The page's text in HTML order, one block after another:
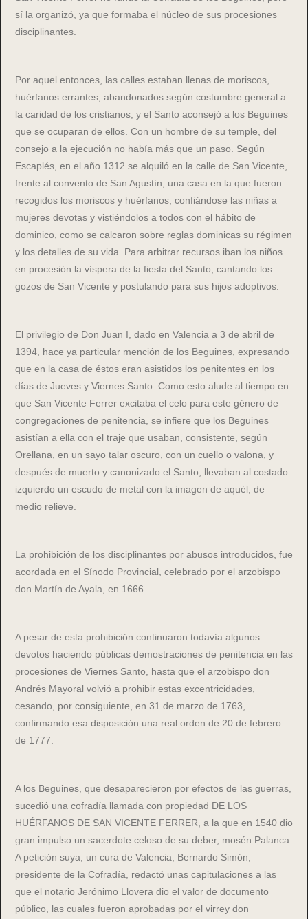
sí la organizó, ya que formaba el núcleo de sus procesiones
disciplinantes.
Por aquel entonces, las calles estaban llenas de moriscos,
huérfanos errantes, abandonados según costumbre general a
la caridad de los cristianos, y el Santo aconsejó a los Beguines
que se ocuparan de ellos. Con un hombre de su temple, del
consejo a la ejecución no había más que un paso. Según
Escaplés, en el año 1312 se alquiló en la calle de San Vicente,
frente al convento de San Agustín, una casa en la que fueron
recogidos los moriscos y huérfanos, confiándose las niñas a
mujeres devotas y vistiéndolos a todos con el hábito de
dominico, como se calcaron sobre reglas dominicas su régimen
y los detalles de su vida. Para arbitrar recursos iban los niños
en procesión la víspera de la fiesta del Santo, cantando los
gozos de San Vicente y postulando para sus hijos adoptivos.
El privilegio de Don Juan I, dado en Valencia a 3 de abril de
1394, hace ya particular mención de los Beguines, expresando
que en la casa de éstos eran asistidos los penitentes en los
días de Jueves y Viernes Santo. Como esto alude al tiempo en
que San Vicente Ferrer excitaba el celo para este género de
congregaciones de penitencia, se infiere que los Beguines
asistían a ella con el traje que usaban, consistente, según
Orellana, en un sayo talar oscuro, con un cuello o valona, y
después de muerto y canonizado el Santo, llevaban al costado
izquierdo un escudo de metal con la imagen de aquél, de
medio relieve.
La prohibición de los disciplinantes por abusos introducidos, fue
acordada en el Sínodo Provincial, celebrado por el arzobispo
don Martín de Ayala, en 1666.
A pesar de esta prohibición continuaron todavía algunos
devotos haciendo públicas demostraciones de penitencia en las
procesiones de Viernes Santo, hasta que el arzobispo don
Andrés Mayoral volvió a prohibir estas excentricidades,
cesando, por consiguiente, en 31 de marzo de 1763,
confirmando esa disposición una real orden de 20 de febrero
de 1777.
A los Beguines, que desaparecieron por efectos de las guerras,
sucedió una cofradía llamada con propiedad DE LOS
HUÉRFANOS DE SAN VICENTE FERRER, a la que en 1540 dio
gran impulso un sacerdote celoso de su deber, mosén Palanca.
A petición suya, un cura de Valencia, Bernardo Simón,
presidente de la Cofradía, redactó unas capitulaciones a las
que el notario Jerónimo Llovera dio el valor de documento
público, las cuales fueron aprobadas por el virrey don